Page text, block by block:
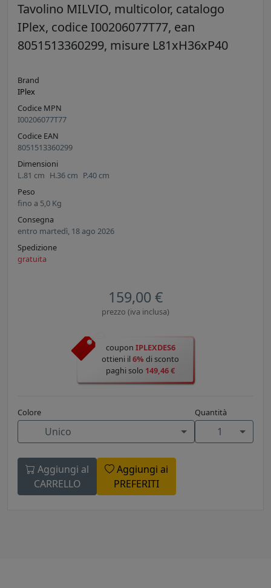
Tavolino MILVIO, multicolor, catalogo
IPlex, codice I00206077T77, ean
8051513360299, misure L81xH36xP40
Brand
IPlex
Codice MPN
I00206077T77
Codice EAN
8051513360299
Dimensioni
L.81 cm H.36 cm P.40 cm
Peso
fino a 5,0 Kg
Consegna
entro martedì, 18 ago 2026
Spedizione
gratuita
159,00 €
prezzo (iva inclusa)
coupon IPLEXDES6
ottieni il6% di sconto
paghi solo 149,46 €
Colore
Unico
Quantità
1
Aggiungi al
CARRELLO
Aggiungi ai
PREFERITI